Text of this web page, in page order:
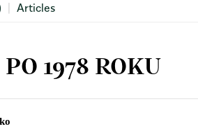
Articles
1978 ROKU